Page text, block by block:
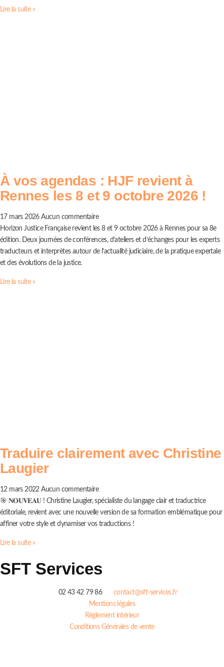
Lire la suite »
À vos agendas : HJF revient à
Rennes les 8 et 9 octobre 2026 !
17 mars 2026Aucun commentaire
Horizon Justice Française revient les 8 et 9 octobre 2026 à Rennes pour sa 8e
édition. Deux journées de conférences, d’ateliers et d’échanges pour les experts
traducteurs et interprètes autour de l’actualité judiciaire, de la pratique expertale
et des évolutions de la justice.
Lire la suite »
Traduire clairement avec Christine
Laugier
12 mars 2022Aucun commentaire
🎯 𝐍𝐎𝐔𝐕𝐄𝐀𝐔 ! Christine Laugier, spécialiste du langage clair et traductrice
éditoriale, revient avec une nouvelle version de sa formation emblématique pour
affiner votre style et dynamiser vos traductions !
Lire la suite »
SFT Services
02 43 42 79 86
contact@sft-services.fr
Mentions légales
Règlement intérieur
Conditions Générales de vente